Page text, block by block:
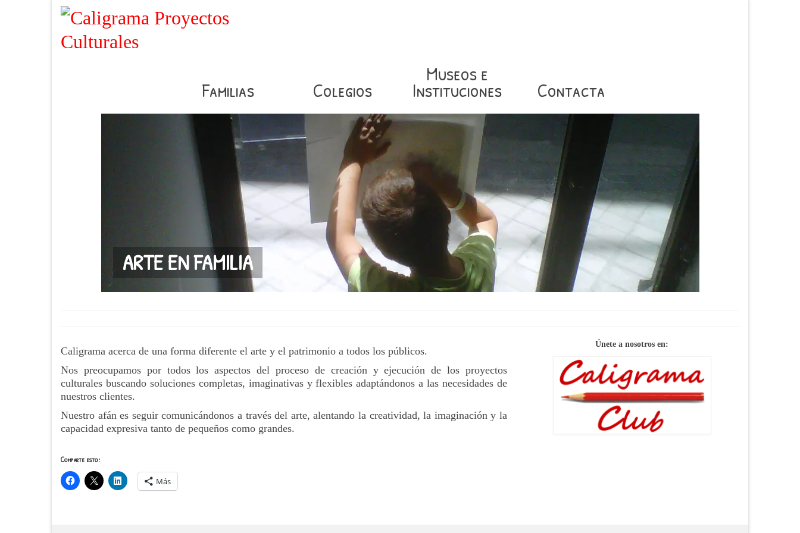
Familias Colegios
Museos e
Instituciones Contacta
ARTE EN FAMILIA
Caligrama acerca de una forma diferente el arte y el patrimonio a todos los públicos.
Nos preocupamos por todos los aspectos del proceso de creación y ejecución de los proyectos
culturales buscando soluciones completas, imaginativas y flexibles adaptándonos a las necesidades de
nuestros clientes.
Nuestro afán es seguir comunicándonos a través del arte, alentando la creatividad, la imaginación y la
capacidad expresiva tanto de pequeños como grandes.
Únete a nosotros en:
Comparte esto:
Más